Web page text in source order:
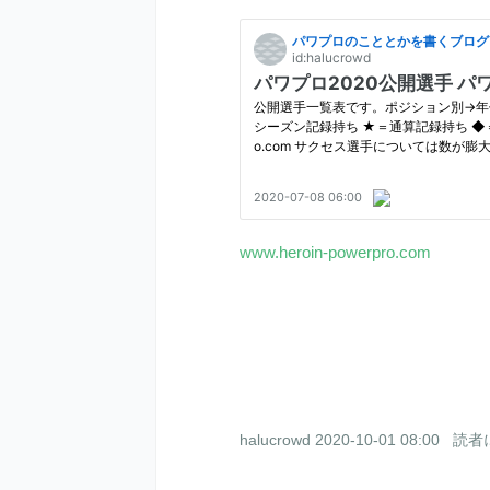
www.heroin-powerpro.com
halucrowd 2020-10-01 08:00 読者